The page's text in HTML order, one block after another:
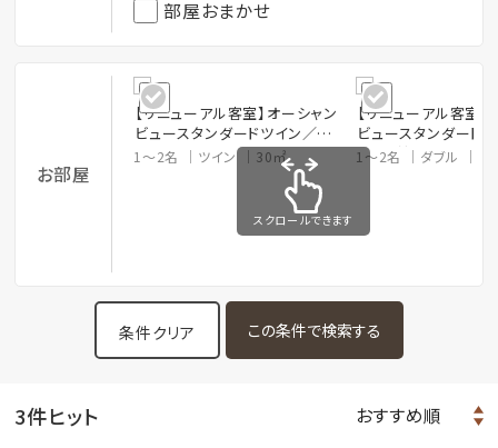
部屋おまかせ
お部屋
【リニューアル客室】オーシャン
ビュースタンダードツイン／禁
煙室
1～2名 ツイン 30㎡
【リニューアル客室】
ビュースタンダード
ッド／禁煙室
1～2名 ダブル
スクロールできます
条件クリア
3件ヒット